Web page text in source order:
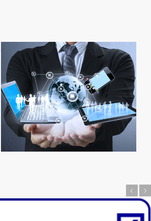
Laboratori
Slogan